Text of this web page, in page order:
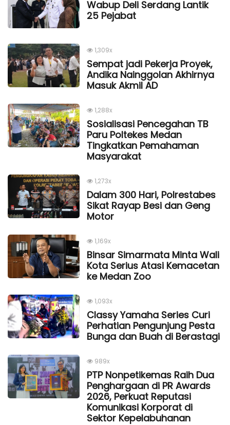
Wabup Deli Serdang Lantik
25 Pejabat
1,309x
Sempat jadi Pekerja Proyek,
Andika Nainggolan Akhirnya
Masuk Akmil AD
1,288x
Sosialisasi Pencegahan TB
Paru Poltekes Medan
Tingkatkan Pemahaman
Masyarakat
1,273x
Dalam 300 Hari, Polrestabes
Sikat Rayap Besi dan Geng
Motor
1,169x
Binsar Simarmata Minta Wali
Kota Serius Atasi Kemacetan
ke Medan Zoo
1,093x
Classy Yamaha Series Curi
Perhatian Pengunjung Pesta
Bunga dan Buah di Berastagi
989x
PTP Nonpetikemas Raih Dua
Penghargaan di PR Awards
2026, Perkuat Reputasi
Komunikasi Korporat di
Sektor Kepelabuhanan